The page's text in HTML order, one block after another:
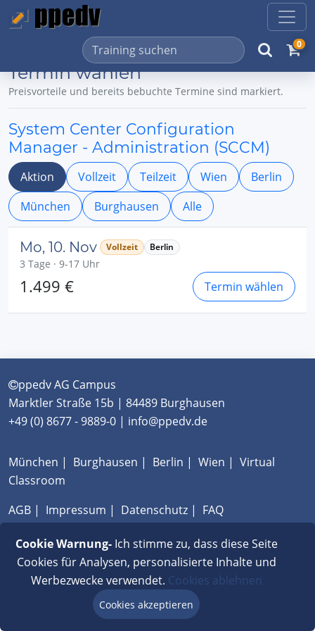
0
Termin wählen
Preisvorteile und bereits bebuchte Termine sind markiert.
System Center Configuration
Manager - Administration (SCCM)
Aktion Vollzeit Teilzeit Wien
Berlin
München
Burghausen Alle
Mo, 10. Nov Vollzeit Berlin
3 Tage · 9-17 Uhr
1.499 € Termin wählen
ppedv AG Campus
Marktler Straße 15b | 84489 Burghausen
+49 (0) 8677 - 9889-0 | info@ppedv.de
München | Burghausen | Berlin | Wien | Virtual
Classroom
AGB | Impressum | Datenschutz | FAQ
Cookie Warnung-Ich stimme zu, dass diese Seite
Cookies für Analysen, personalisierte Inhalte und
Werbezwecke verwendet. Cookies ablehnen
Cookies akzeptieren